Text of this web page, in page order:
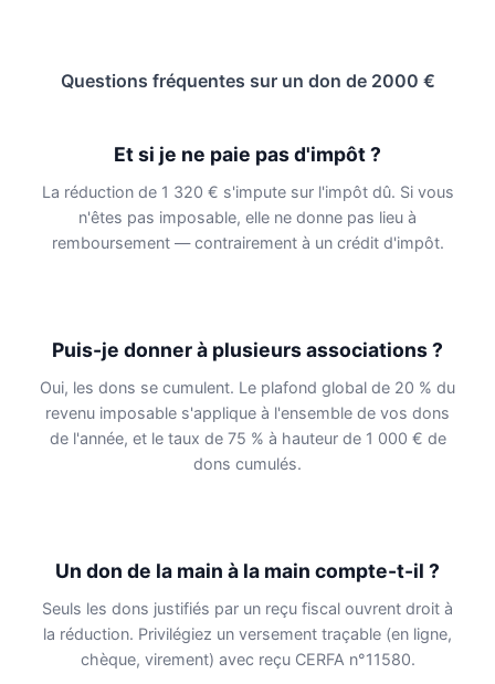
Questions fréquentes sur un don de 2000 €
Et si je ne paie pas d'impôt ?
La réduction de 1 320 € s'impute sur l'impôt dû. Si vous
n'êtes pas imposable, elle ne donne pas lieu à
remboursement — contrairement à un crédit d'impôt.
Puis-je donner à plusieurs associations ?
Oui, les dons se cumulent. Le plafond global de 20 % du
revenu imposable s'applique à l'ensemble de vos dons
de l'année, et le taux de 75 % à hauteur de 1 000 € de
dons cumulés.
Un don de la main à la main compte-t-il ?
Seuls les dons justifiés par un reçu fiscal ouvrent droit à
la réduction. Privilégiez un versement traçable (en ligne,
chèque, virement) avec reçu CERFA n°11580.